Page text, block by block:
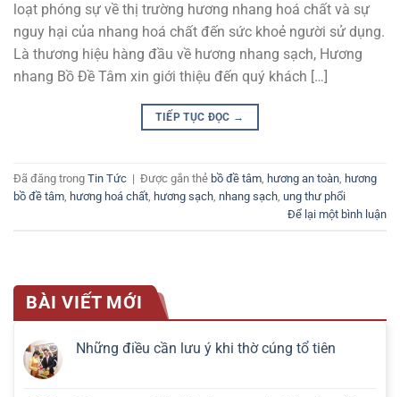
loạt phóng sự về thị trường hương nhang hoá chất và sự
nguy hại của nhang hoá chất đến sức khoẻ người sử dụng.
Là thương hiệu hàng đầu về hương nhang sạch, Hương
nhang Bồ Đề Tâm xin giới thiệu đến quý khách […]
TIẾP TỤC ĐỌC →
Đã đăng trong Tin Tức | Được gắn thẻ bồ đề tâm hương an toàn hương
bồ đề tâm hương hoá chất hương sạch nhang sạch ung thư phổi
Để lại một bình luận
BÀI VIẾT MỚI
Những điều cần lưu ý khi thờ cúng tổ tiên